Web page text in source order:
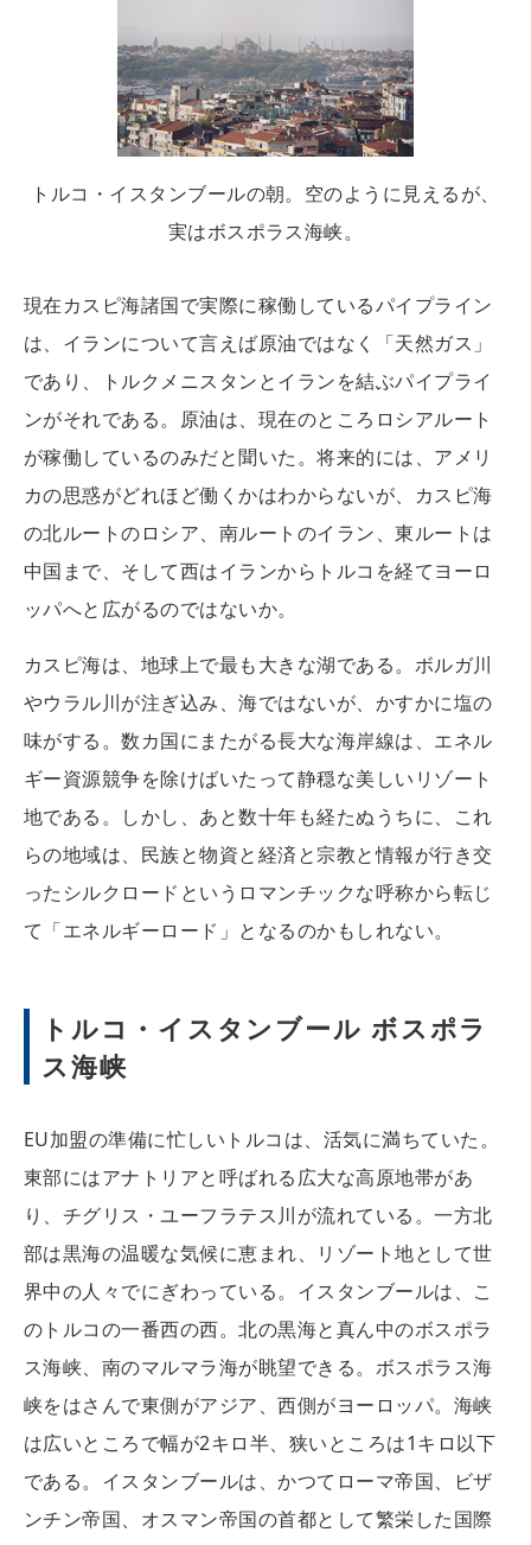
トルコ・イスタンブールの朝。空のように見えるが、
実はボスポラス海峡。
現在カスピ海諸国で実際に稼働しているパイプライン
は、イランについて言えば原油ではなく「天然ガス」
であり、トルクメニスタンとイランを結ぶパイプライ
ンがそれである。原油は、現在のところロシアルート
が稼働しているのみだと聞いた。将来的には、アメリ
カの思惑がどれほど働くかはわからないが、カスピ海
の北ルートのロシア、南ルートのイラン、東ルートは
中国まで、そして西はイランからトルコを経てヨーロ
ッパへと広がるのではないか。
カスピ海は、地球上で最も大きな湖である。ボルガ川
やウラル川が注ぎ込み、海ではないが、かすかに塩の
味がする。数カ国にまたがる長大な海岸線は、エネル
ギー資源競争を除けばいたって静穏な美しいリゾート
地である。しかし、あと数十年も経たぬうちに、これ
らの地域は、民族と物資と経済と宗教と情報が行き交
ったシルクロードというロマンチックな呼称から転じ
て「エネルギーロード」となるのかもしれない。
トルコ・イスタンブール ボスポラ
ス海峡
EU加盟の準備に忙しいトルコは、活気に満ちていた。
東部にはアナトリアと呼ばれる広大な高原地帯があ
り、チグリス・ユーフラテス川が流れている。一方北
部は黒海の温暖な気候に恵まれ、リゾート地として世
界中の人々でにぎわっている。イスタンブールは、こ
のトルコの一番西の西。北の黒海と真ん中のボスポラ
ス海峡、南のマルマラ海が眺望できる。ボスポラス海
峡をはさんで東側がアジア、西側がヨーロッパ。海峡
は広いところで幅が2キロ半、狭いところは1キロ以下
である。イスタンブールは、かつてローマ帝国、ビザ
ンチン帝国、オスマン帝国の首都として繁栄した国際